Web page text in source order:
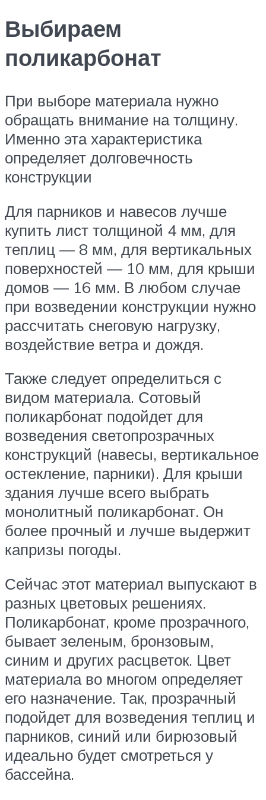
Выбираем
поликарбонат
При выборе материала нужно
обращать внимание на толщину.
Именно эта характеристика
определяет долговечность
конструкции
Для парников и навесов лучше
купить лист толщиной 4 мм, для
теплиц — 8 мм, для вертикальных
поверхностей — 10 мм, для крыши
домов — 16 мм. В любом случае
при возведении конструкции нужно
рассчитать снеговую нагрузку,
воздействие ветра и дождя.
Также следует определиться с
видом материала. Сотовый
поликарбонат подойдет для
возведения светопрозрачных
конструкций (навесы, вертикальное
остекление, парники). Для крыши
здания лучше всего выбрать
монолитный поликарбонат. Он
более прочный и лучше выдержит
капризы погоды.
Сейчас этот материал выпускают в
разных цветовых решениях.
Поликарбонат, кроме прозрачного,
бывает зеленым, бронзовым,
синим и других расцветок. Цвет
материала во многом определяет
его назначение. Так, прозрачный
подойдет для возведения теплиц и
парников, синий или бирюзовый
идеально будет смотреться у
бассейна.